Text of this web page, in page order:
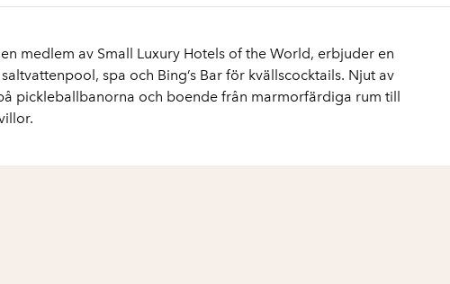
en medlem av Small Luxury Hotels of the World, erbjuder en
spa och Bing’s Bar för kvällscocktails. Njut av
pickleballbanorna och boende från marmorfärdiga rum till